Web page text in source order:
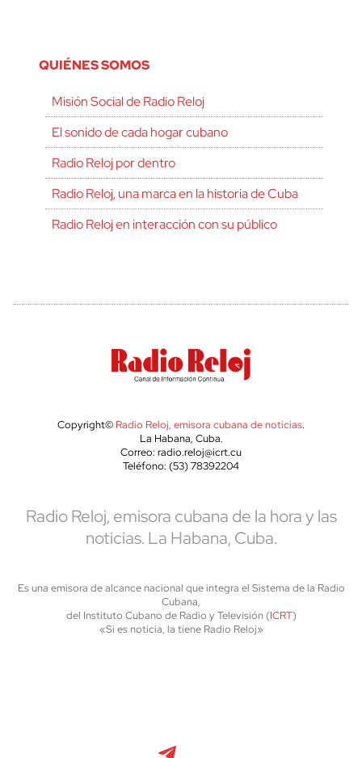
QUIÉNES SOMOS
Misión Social de Radio Reloj
El sonido de cada hogar cubano
Radio Reloj por dentro
Radio Reloj, una marca en la historia de Cuba
Radio Reloj en interacción con su público
Copyright© Radio Reloj, emisora cubana de noticias.
La Habana, Cuba.
Correo: radio.reloj@icrt.cu
Teléfono: (53) 78392204
Radio Reloj, emisora cubana de la hora y las
noticias. La Habana, Cuba.
Es una emisora de alcance nacional que integra el Sistema de la Radio
Cubana,
del Instituto Cubano de Radio y Televisión (ICRT)
«Si es noticia, la tiene Radio Reloj»